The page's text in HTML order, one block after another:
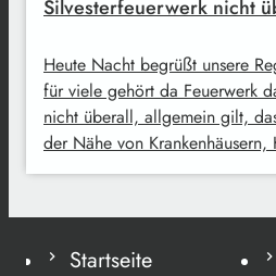
Silvesterfeuerwerk nicht
Heute Nacht begrüßt unsere
für viele gehört da Feuerwerk
nicht überall, allgemein gilt,
der Nähe von
Startseite